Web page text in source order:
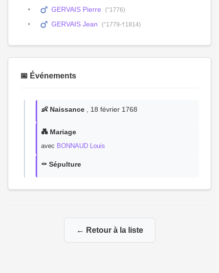
GERVAIS Pierre (°1776)
GERVAIS Jean (°1779-†1814)
📅 Événements
👶 Naissance , 18 février 1768
💑 Mariage
avec BONNAUD Louis
⚰️ Sépulture
← Retour à la liste